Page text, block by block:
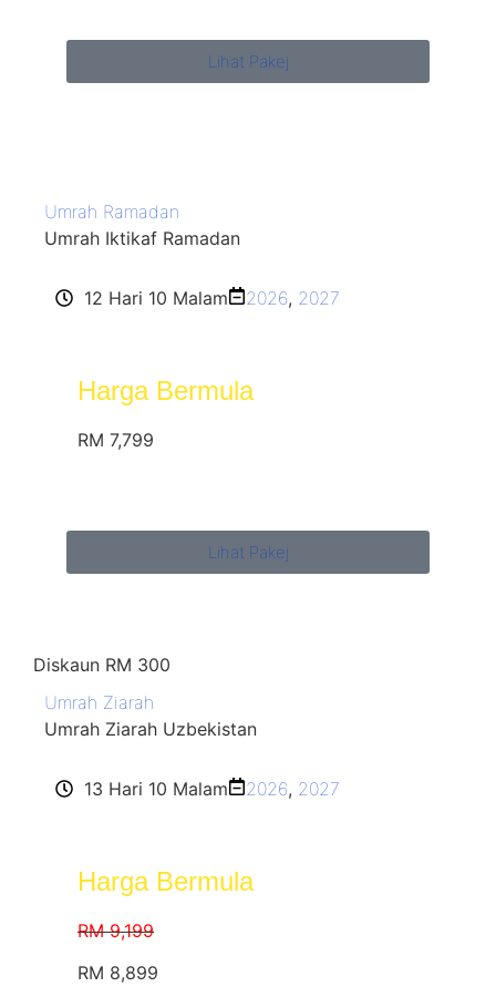
Lihat Pakej
Umrah Ramadan
Umrah Iktikaf Ramadan
12 Hari 10 Malam 2026, 2027
Harga Bermula
RM 7,799
Lihat Pakej
Diskaun RM 300
Umrah Ziarah
Umrah Ziarah Uzbekistan
13 Hari 10 Malam 2026, 2027
Harga Bermula
RM 9,199
RM 8,899